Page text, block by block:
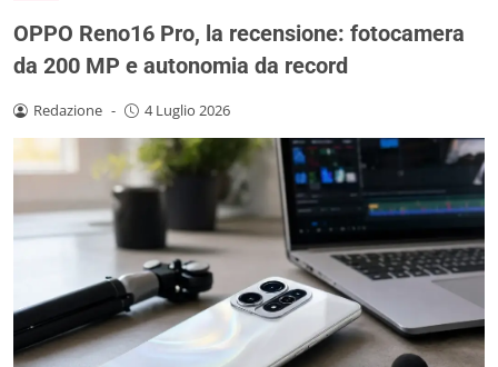
OPPO Reno16 Pro, la recensione: fotocamera
da 200 MP e autonomia da record
Redazione - 4 Luglio 2026